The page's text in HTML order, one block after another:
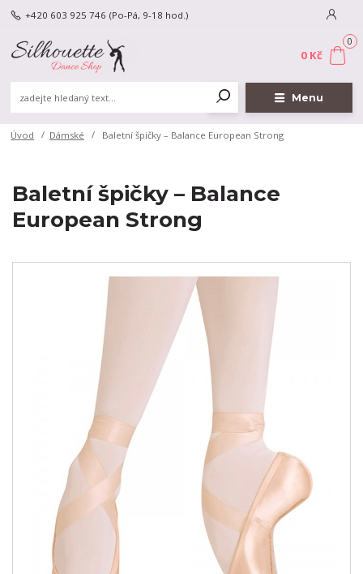
Menu
+420 603 925 746 (Po-Pá, 9-18 hod.)
0
0 Kč
Úvod Dámské Baletní špičky – Balance European Strong
Baletní špičky – Balance
European Strong